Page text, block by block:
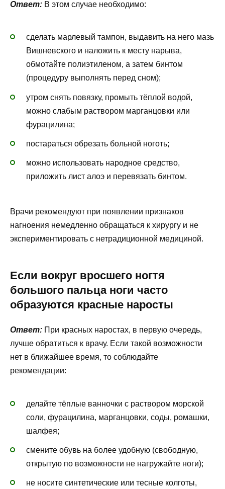
Ответ: В этом случае необходимо:
сделать марлевый тампон, выдавить на него мазь
Вишневского и наложить к месту нарыва,
обмотайте полиэтиленом, а затем бинтом
(процедуру выполнять перед сном);
утром снять повязку, промыть тёплой водой,
можно слабым раствором марганцовки или
фурацилина;
постараться обрезать больной ноготь;
можно использовать народное средство,
приложить лист алоэ и перевязать бинтом.
Врачи рекомендуют при появлении признаков
нагноения немедленно обращаться к хирургу и не
экспериментировать с нетрадиционной медициной.
Если вокруг вросшего ногтя
большого пальца ноги часто
образуются красные наросты
Ответ: При красных наростах, в первую очередь,
лучше обратиться к врачу. Если такой возможности
нет в ближайшее время, то соблюдайте
рекомендации:
делайте тёплые ванночки с раствором морской
соли, фурацилина, марганцовки, соды, ромашки,
шалфея;
смените обувь на более удобную (свободную,
открытую по возможности не нагружайте ноги);
не носите синтетические или тесные колготы,